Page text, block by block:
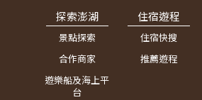
探索澎湖
景點探索
合作商家
遊樂船及海上平
台
住宿遊程
住宿快搜
推薦遊程